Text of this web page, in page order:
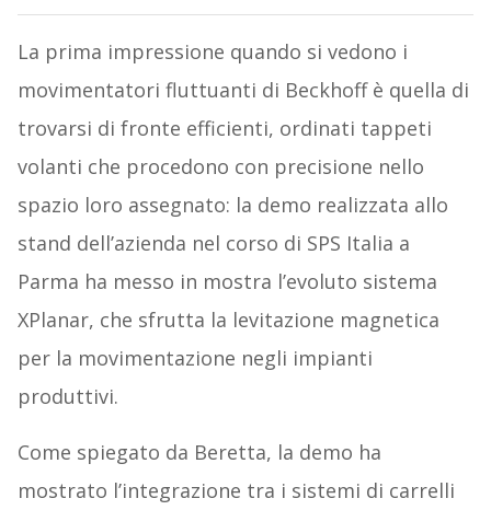
La prima impressione quando si vedono i
movimentatori fluttuanti di Beckhoff è quella di
trovarsi di fronte efficienti, ordinati tappeti
volanti che procedono con precisione nello
spazio loro assegnato: la demo realizzata allo
stand dell’azienda nel corso di SPS Italia a
Parma ha messo in mostra l’evoluto sistema
XPlanar, che sfrutta la levitazione magnetica
per la movimentazione negli impianti
produttivi.
Come spiegato da Beretta, la demo ha
mostrato l’integrazione tra i sistemi di carrelli